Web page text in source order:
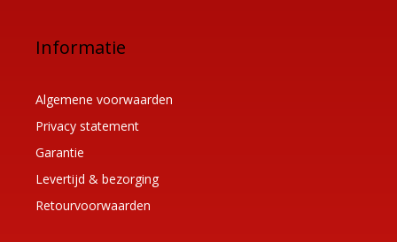
Informatie
Algemene voorwaarden
Privacy statement
Garantie
Levertijd & bezorging
Retourvoorwaarden